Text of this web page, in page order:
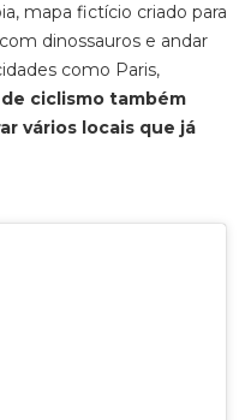
mapa fictício criado para
dinossauros e andar
como Paris,
ciclismo também
vários locais que já